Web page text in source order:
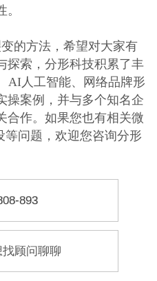
方法，希望对大家有
探索，分形科技积累了丰
AI人工智能、网络品牌形
操案例，并与多个知名企
合作。如果您也有相关微
等问题，欢迎您咨询分形
08-893
顾问聊聊